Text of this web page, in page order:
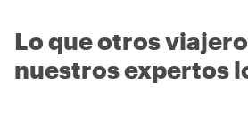
Lo que otros
nuestros expertos